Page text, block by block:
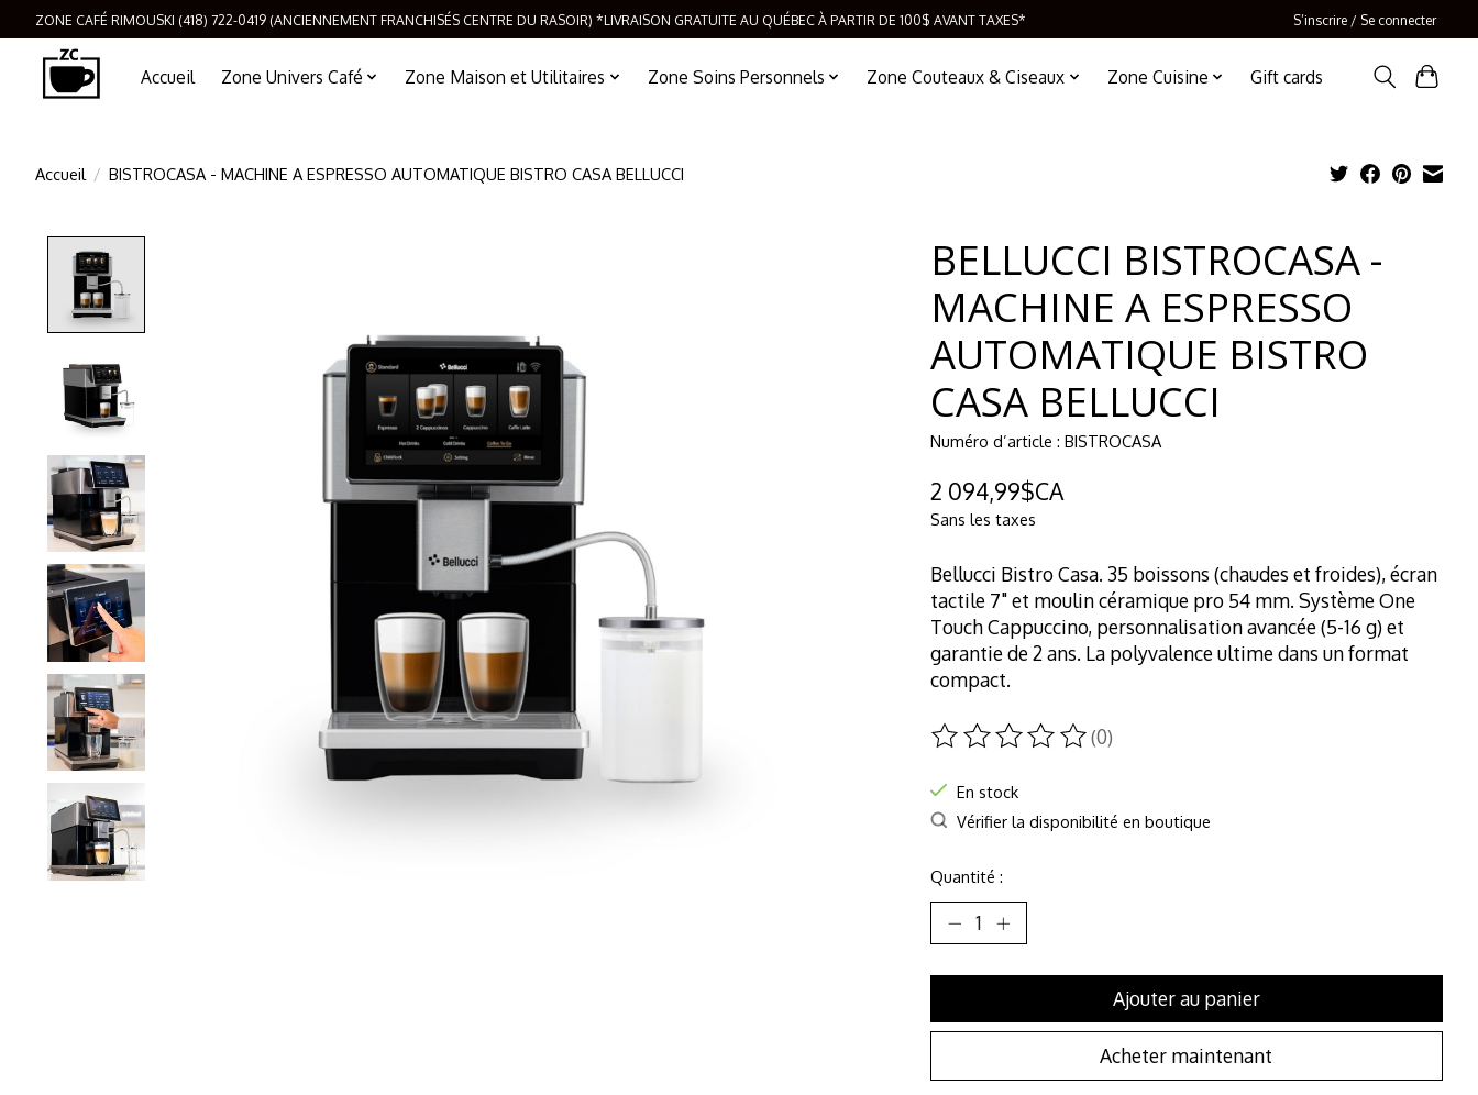
ZONE CAFÉ RIMOUSKI (418) 722-0419 (ANCIENNEMENT FRANCHISÉS CENTRE DU RASOIR) *LIVRAISON GRATUITE AU QUÉBEC À PARTIR DE 100$ AVANT TAXES* S’inscrire / Se connecter
Accueil Zone Univers Café Zone Maison et Utilitaires Zone Soins Personnels Zone Couteaux & Ciseaux Zone Cuisine Gift cards
Accueil / BISTROCASA - MACHINE A ESPRESSO AUTOMATIQUE BISTRO CASA BELLUCCI
BELLUCCI BISTROCASA -
MACHINE A ESPRESSO
AUTOMATIQUE BISTRO
CASA BELLUCCI
Numéro d’article : BISTROCASA
2 094,99$CA
Sans les taxes
Bellucci Bistro Casa. 35 boissons (chaudes et froides), écran
tactile 7" et moulin céramique pro 54 mm. Système One
Touch Cappuccino, personnalisation avancée (5-16 g) et
garantie de 2 ans. La polyvalence ultime dans un format
compact.
Ce produit est évalué à
(0)
En stock
Vérifier la disponibilité en boutique
Quantité :
Ajouter au panier
Acheter maintenant